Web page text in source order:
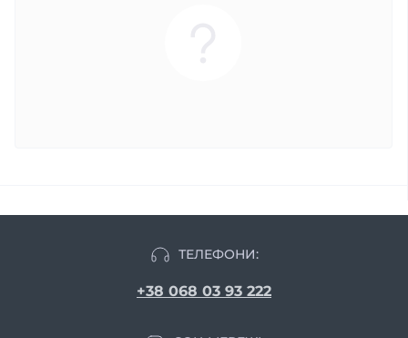
ТЕЛЕФОНИ:
+38 068 03 93 222